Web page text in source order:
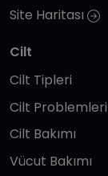
Site Haritası
Cilt
Cilt Tipleri
Cilt Problemleri
Cilt Bakımı
Vücut Bakımı